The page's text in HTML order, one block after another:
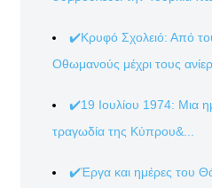
✔️Κρυφό Σχολειό: Από
Οθωμανούς μέχρι τους
✔️19 Ιουλίου 1974: Μια
τραγωδία της Κύπρου&...
✔️Έργα και ημέρες του